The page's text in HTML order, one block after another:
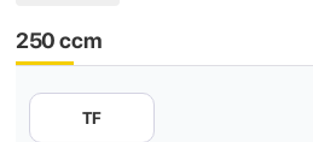
250 ccm
TF